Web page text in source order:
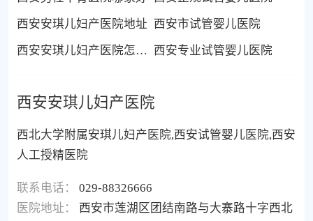
西安安琪儿妇产医院地址 西安市试管婴儿医院
西安安琪儿妇产医院怎么样
西安专业试管婴儿医院
西安安琪儿妇产医院
西北大学附属安琪儿妇产医院,西安试管婴儿医院,西安
人工授精医院
联系电话：
029-88326666
医院地址：
西安市莲湖区团结南路与大寨路十字西北